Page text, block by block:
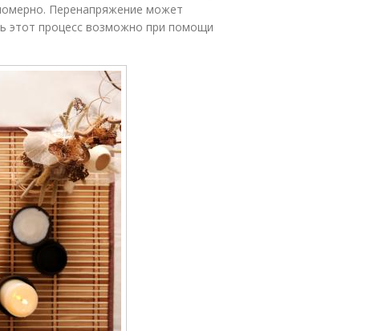
Перенапряжение может
этот процесс возможно при помощи